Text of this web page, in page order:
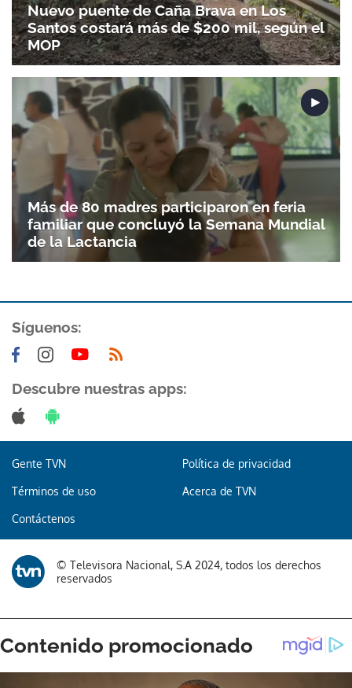
Gracias por suscribirte a nuestro boletín.
Nuevo puente de Caña Brava en Los
Santos costará más de $200 mil, según el
MOP
Más de 80 madres participaron en feria
familiar que concluyó la Semana Mundial
de la Lactancia
Síguenos:
Descubre nuestras apps:
Gente TVN Política de privacidad
Términos de uso Acerca de TVN
Contáctenos
© Televisora Nacional, S.A 2024, todos los derechos
reservados